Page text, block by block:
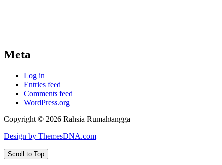
Meta
Log in
Entries feed
Comments feed
WordPress.org
Copyright © 2026 Rahsia Rumahtangga
Design by ThemesDNA.com
Scroll to Top